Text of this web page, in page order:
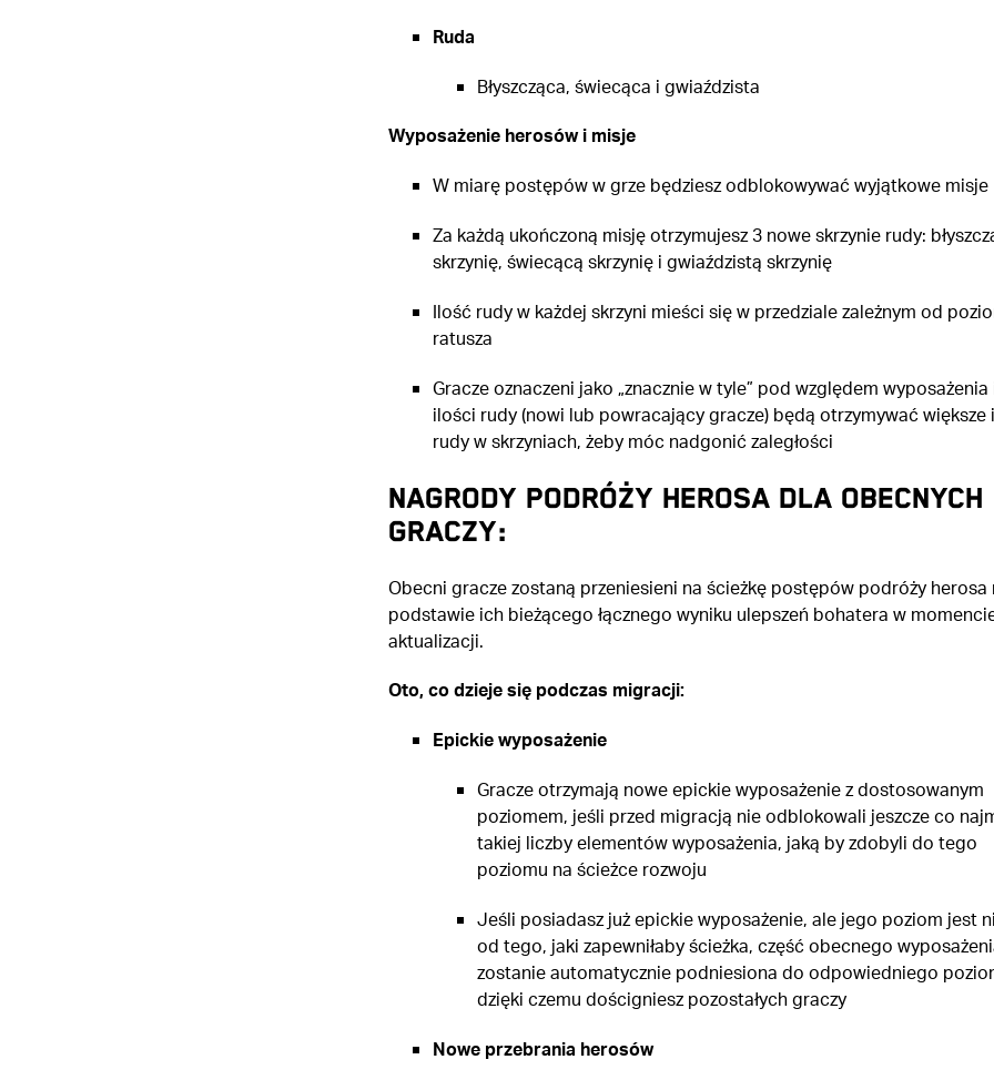
Ruda
Błyszcząca, świecąca i gwiaździsta
Wyposażenie herosów i misje
W miarę postępów w grze będziesz odblokowywać wyjątkowe misje
Za każdą ukończoną misję otrzymujesz 3 nowe skrzynie rudy:
skrzynię, świecącą skrzynię i gwiaździstą skrzynię
Ilość rudy w każdej skrzyni mieści się w przedziale zależnym od
ratusza
Gracze oznaczeni jako „znacznie w tyle” pod względem wyposażenia
ilości rudy (nowi lub powracający gracze) będą otrzymywać większe
rudy w skrzyniach, żeby móc nadgonić zaległości
Nagrody podróży herosa dla obecnych
graczy:
Obecni gracze zostaną przeniesieni na ścieżkę postępów podróży herosa
podstawie ich bieżącego łącznego wyniku ulepszeń bohatera w
aktualizacji.
Oto, co dzieje się podczas migracji:
Epickie wyposażenie
Gracze otrzymają nowe epickie wyposażenie z dostosowanym
poziomem, jeśli przed migracją nie odblokowali jeszcze co
takiej liczby elementów wyposażenia, jaką by zdobyli do tego
poziomu na ścieżce rozwoju
Jeśli posiadasz już epickie wyposażenie, ale jego poziom jest
od tego, jaki zapewniłaby ścieżka, część obecnego
zostanie automatycznie podniesiona do odpowiedniego
dzięki czemu dościgniesz pozostałych graczy
Nowe przebrania herosów